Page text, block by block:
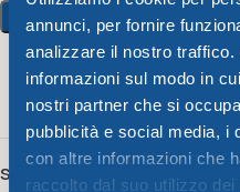
annunci, per fornire
analizzare il nostro traffico.
informazioni sul modo in
nostri partner che si
pubblicità e social media, i
con altre informazioni che
raccolto dal suo utilizzo
14 People watching
SKU:
8541060